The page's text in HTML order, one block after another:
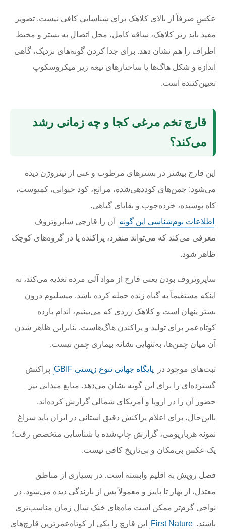
عکسِ صرفاً از بالای کلاهک برای شناسایی کافی نیست. تصویر
مفید باید زیر کلاهک، ساقه کامل، محل اتصال به بستر و محیط
اطراف را هم نشان دهد. برای جدا کردن گونه‌های نزدیک، گاهی
اندازه و شکل هاگ‌ها یا ساختارهای تیغه زیر میکروسکوپ
تعیین‌کننده است.
قارچ تخم مرغی کجا و چه زمانی رشد
می‌کند؟
این قارچ بیشتر در بسترهای مرطوب و غنی از نیتروژن دیده
می‌شود: چمن‌های کوددهی‌شده، مراتع، کود حیوانی، کمپوست،
کاه پوسیده، خرده‌چوب و بقایای گیاهی.
اطلاعات بوم‌شناسی این گونه
آن را قارچی ساپروتروف
معرفی می‌کند که می‌تواند منفرد، پراکنده یا در گروه‌های کوچک
ظاهر شود.
ساپروتروف بودن یعنی قارچ از مواد آلی مرده تغذیه می‌کند، نه
اینکه مستقیماً به گیاه زنده حمله کرده باشد. میسلیوم درون
بستر پنهان است و کلاهک زردی که می‌بینیم، اندام بارده
کوتاه‌عمر برای تولید و پراکندن هاگ‌هاست. بنابراین ظاهر شدن
آن میان چمن‌ها، به‌تنهایی نشانه بیماری چمن نیست.
ثبت‌های موجود در پایگاه جهانی تنوع زیستی GBIF
پراکنش
گسترده‌ای را برای این گونه نشان می‌دهد. منابع میدانی نیز
حضور آن را در اروپا و آمریکای شمالی گزارش کرده‌اند.
بااین‌حال، برای اعلام پراکنش دقیق استانی در ایران باید سراغ
نمونه هرباریومی، گزارش چاپ‌شده یا شناسایی متخصص رفت؛
یک عکس بی‌مکان و بی‌تاریخ کافی نیست.
فصل رویش به اقلیم وابسته است. در بسیاری از مناطق
معتدل، از بهار تا پاییز و معمولاً پس از بارندگی دیده می‌شود. در
نواحی گرم‌تر ممکن است ماه‌های خنک سال زمان مناسب‌تری
باشند. First Nature
این قارچ را یکی از کوتاه‌عمرترین قارچ‌های